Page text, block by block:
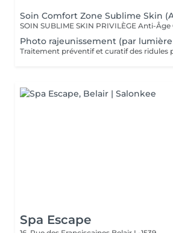
Soin Comfort Zone Sublime Skin
Photo rajeunissement (par
Spa Escape